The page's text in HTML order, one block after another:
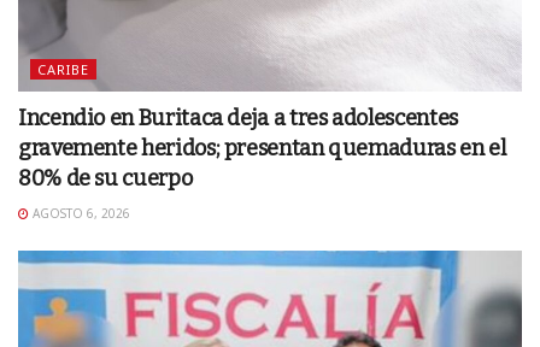
CARIBE
Incendio en Buritaca deja a tres adolescentes
gravemente heridos; presentan quemaduras en el
80% de su cuerpo
AGOSTO 6, 2026